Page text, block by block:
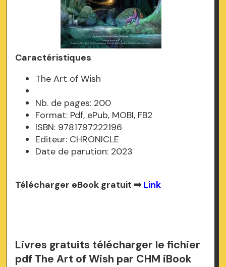
Caractéristiques
The Art of Wish
Nb. de pages: 200
Format: Pdf, ePub, MOBI, FB2
ISBN: 9781797222196
Editeur: CHRONICLE
Date de parution: 2023
Télécharger eBook gratuit ➡Link
Livres gratuits télécharger le fichier
pdf The Art of Wish par CHM iBook